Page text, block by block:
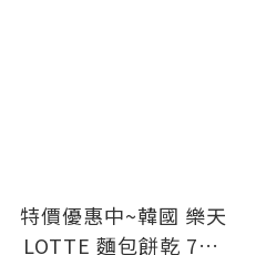
特價優惠中~韓國 樂天
LOTTE 麵包餅乾 70g